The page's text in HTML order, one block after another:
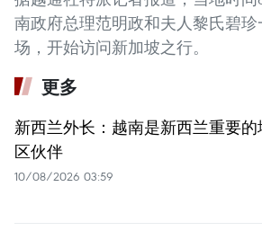
南政府总理范明政和夫人黎氏碧
场，开始访问新加坡之行。
更多
新西兰外长：越南是新西兰重要的
区伙伴
10/08/2026 03:59